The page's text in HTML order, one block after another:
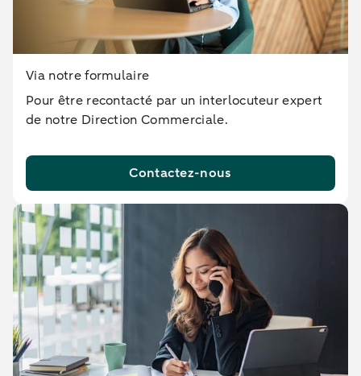
Via notre formulaire
Pour être recontacté par un interlocuteur expert
de notre Direction Commerciale.
Contactez-nous